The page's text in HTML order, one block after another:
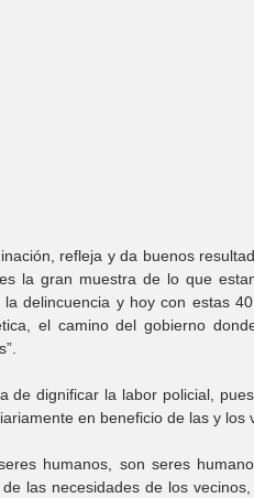
refleja y da buenos
la gran muestra de lo que
delincuencia y hoy con estas
el camino del gobierno
de dignificar la labor policial,
en beneficio de las y los
humanos, son seres
las necesidades de los